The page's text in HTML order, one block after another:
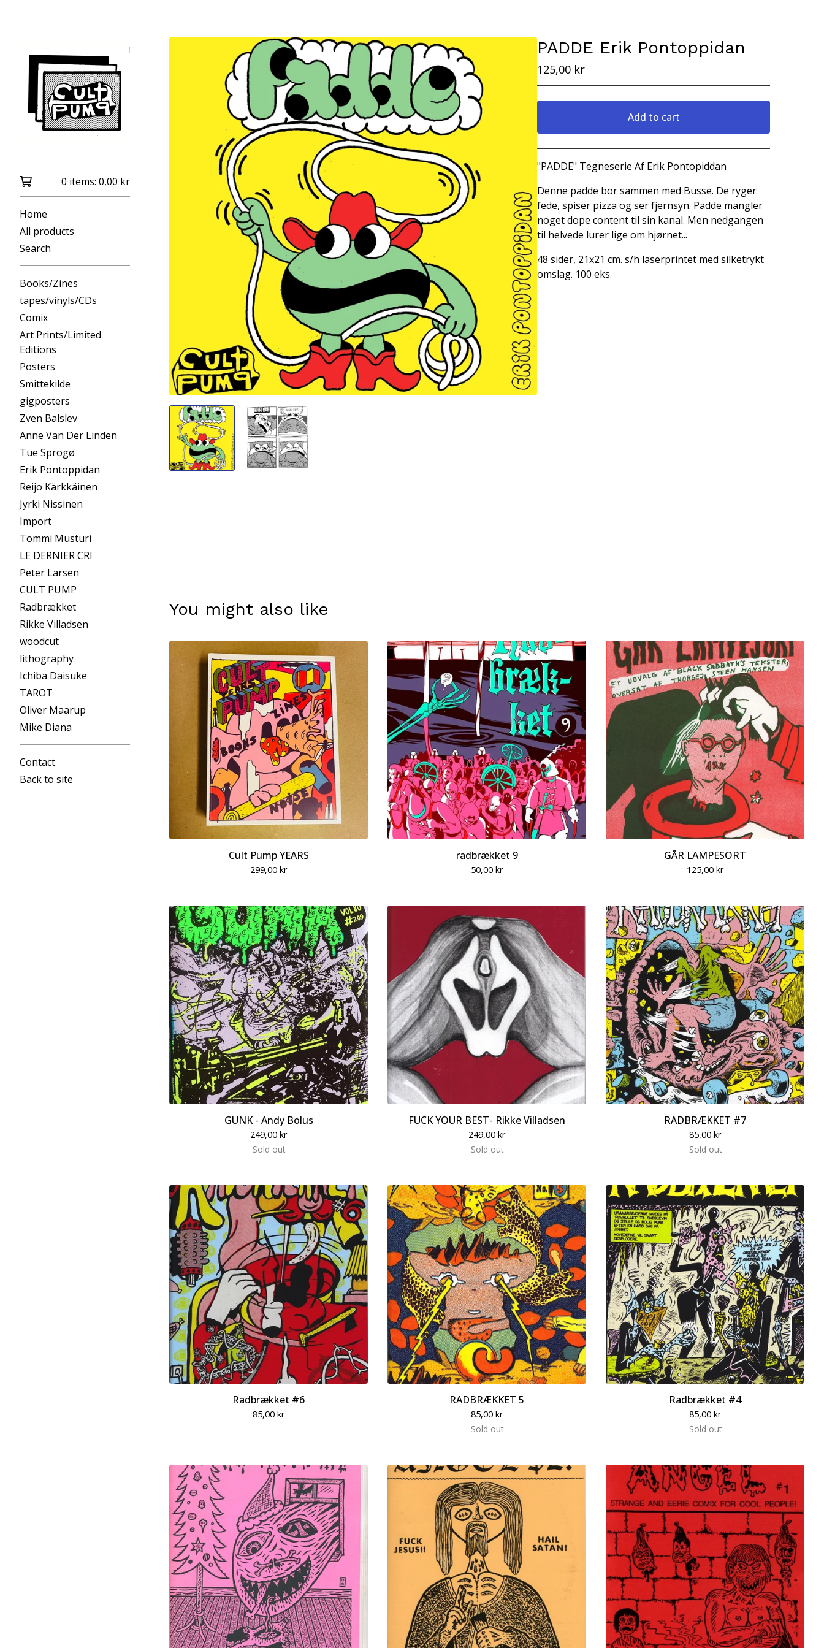
0 items: 0,00 kr
Home
All products
Search
Books/Zines
tapes/vinyls/CDs
Comix
Art Prints/Limited
Editions
Posters
Smittekilde
gigposters
Zven Balslev
Anne Van Der Linden
Tue Sprogø
Erik Pontoppidan
Reijo Kärkkäinen
Jyrki Nissinen
Import
Tommi Musturi
LE DERNIER CRI
Peter Larsen
CULT PUMP
Radbrækket
Rikke Villadsen
woodcut
lithography
Ichiba Daisuke
TAROT
Oliver Maarup
Mike Diana
Contact
Back to site
PADDE Erik Pontoppidan
125,00 kr
Add to cart
View cart
"PADDE" Tegneserie Af Erik Pontopiddan
Denne padde bor sammen med Busse. De ryger
fede, spiser pizza og ser fjernsyn. Padde mangler
noget dope content til sin kanal. Men nedgangen
til helvede lurer lige om hjørnet...
48 sider, 21x21 cm. s/h laserprintet med silketrykt
omslag. 100 eks.
You might also like
Cult Pump YEARS
299,00 kr
radbrækket 9
50,00 kr
GÅR LAMPESORT
125,00 kr
GUNK - Andy Bolus
249,00 kr
Sold out
FUCK YOUR BEST- Rikke Villadsen
249,00 kr
Sold out
RADBRÆKKET #7
85,00 kr
Sold out
Radbrækket #6
85,00 kr
RADBRÆKKET 5
85,00 kr
Sold out
Radbrækket #4
85,00 kr
Sold out